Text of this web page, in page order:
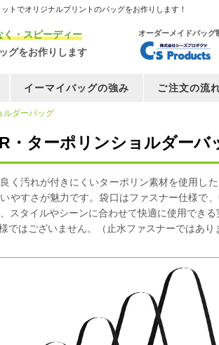
トでオリジナルプリントのバッグをお作りします！
く・スピーディー
グをお作りします
オーダーメイドバッグ
イーマイバッグの強み ご注文の流
ルダーバッグ
・ターポリンショルダーバ
く汚れが付きにくいターポリン素材を使用し
やすさが魅力です。袋口はファスナー仕様で
スタイルやシーンに合わせて快適に使用できる
ではございません。（止水ファスナーではあり